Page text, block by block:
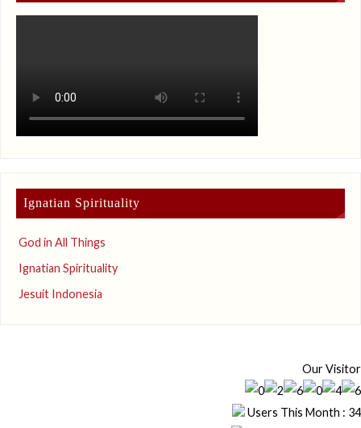
Ignatian Spirituality
God in All Things
Ignatian Spirituality
Jesuit Indonesia
Our Visitor
Users This Month : 34